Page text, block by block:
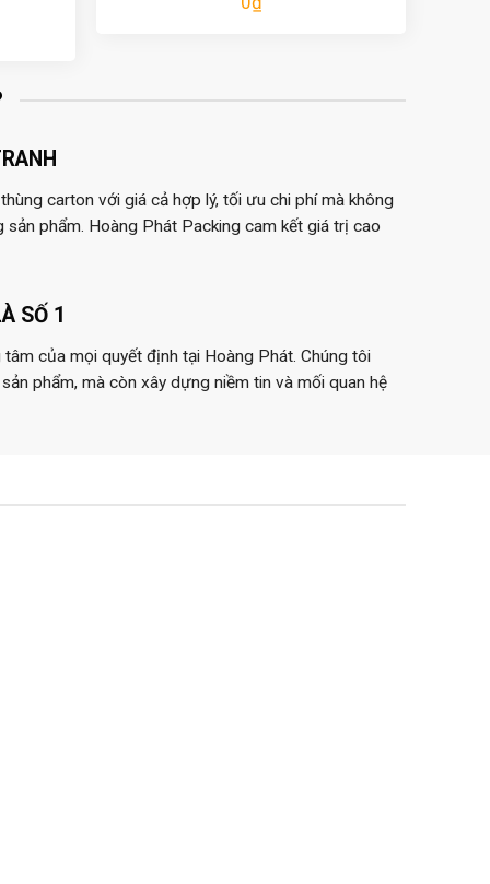
carton với giá cả hợp lý, tối ưu chi phí mà không
sản phẩm. Hoàng Phát Packing cam kết giá trị cao
SỐ 1
của mọi quyết định tại Hoàng Phát. Chúng tôi
phẩm, mà còn xây dựng niềm tin và mối quan hệ